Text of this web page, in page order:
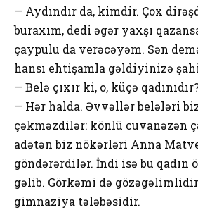
— Aydındır da, kimdir. Çox
buraxım, dedi əgər yaxşı
çaypulu da verəcəyəm. Sən
hansı ehtişamla gəldiyinizə
— Belə çıxır ki, o, küçə
— Hər halda. Əvvəllər belələri
çəkməzdilər: könlü cuvanəzən
adətən biz nökərləri Anna
göndərərdilər. İndi isə bu qadın
gəlib. Görkəmi də
gimnaziya tələbəsidir.